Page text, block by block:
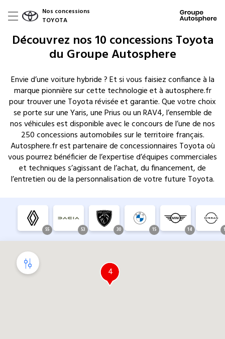
Nos concessions
TOYOTA
Découvrez nos 10 concessions Toyota
du Groupe Autosphere
Envie d’une voiture hybride ? Et si vous faisiez confiance à la
marque pionnière sur cette technologie et à autosphere.fr
pour trouver une Toyota révisée et garantie. Que votre choix
se porte sur une Yaris, une Prius ou un RAV4, l’ensemble de
nos véhicules est disponible avec le concours de l’une de nos
250 concessions automobiles sur le territoire français.
Autosphere.fr est partenaire de concessionnaires Toyota où
vous pourrez bénéficier de l’expertise d’équipes commerciales
et techniques s’agissant de l’achat, du financement, de
l’entretien ou de la personnalisation de votre future Toyota.
55 53 30 15 14
De quels services avez-vous besoin
4